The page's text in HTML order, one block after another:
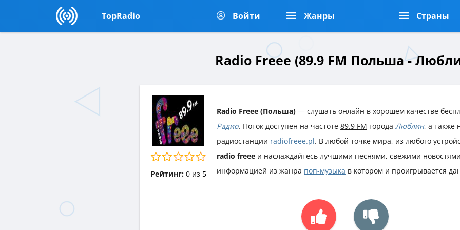
TopRadio Войти Жанры Страны
Radio Freee (89.9 FM Польша -
Рейтинг: 0из 5
Radio Freee (Польша) — слушать онлайн в хорошем качестве
Радио. Поток доступен на частоте 89.9 FM города Люблин, а также
радиостанции radiofreee.pl. В любой точке мира, из любого
radio freee и наслаждайтесь лучшими песнями, свежими
информацией из жанра поп-музыка в котором и проигрывается